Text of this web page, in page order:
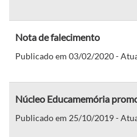
Nota de falecimento
Publicado em 03/02/2020 -
Núcleo Educamemória
Publicado em 25/10/2019 -